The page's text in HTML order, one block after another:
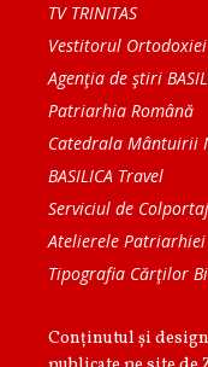
TV TRINITAS
Vestitorul Ortodoxiei
Agenţia de ştiri
Patriarhia Română
Catedrala Mântuirii
BASILICA Travel
Serviciul de
Atelierele Patriarhiei
Tipografia Cărţilor
Conținutul și